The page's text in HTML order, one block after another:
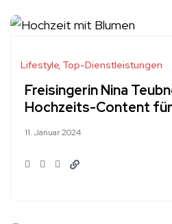
Lifestyle Top-Dienstleistungen
Freisingerin Nina
Hochzeits-Content für
11. Januar 2024